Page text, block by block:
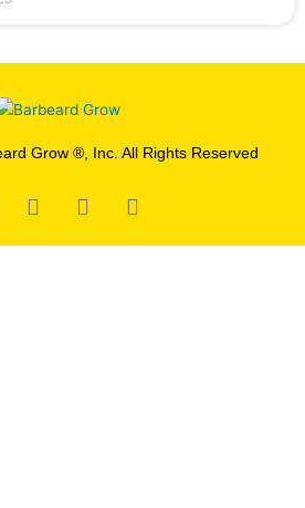
Grow ®, Inc. All Rights Reserved
Instagram
TiktokYoutube